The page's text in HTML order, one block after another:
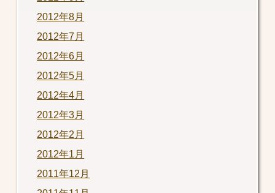
2012年8月
2012年7月
2012年6月
2012年5月
2012年4月
2012年3月
2012年2月
2012年1月
2011年12月